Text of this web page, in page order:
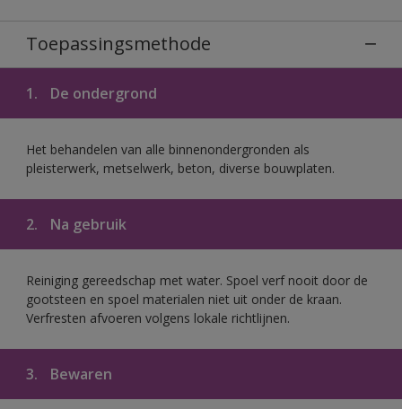
Toepassingsmethode
1. De ondergrond
Het behandelen van alle binnenondergronden als
pleisterwerk, metselwerk, beton, diverse bouwplaten.
2. Na gebruik
Reiniging gereedschap met water. Spoel verf nooit door de
gootsteen en spoel materialen niet uit onder de kraan.
Verfresten afvoeren volgens lokale richtlijnen.
3. Bewaren